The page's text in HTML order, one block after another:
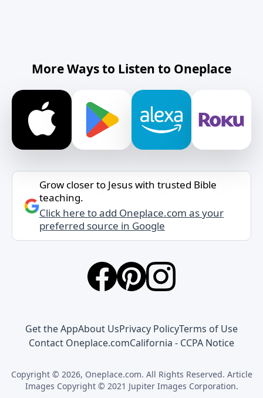
More Ways to Listen to Oneplace
Grow closer to Jesus with trusted Bible
teaching.
Click here to add Oneplace.com as your
preferred source in Google
Get the AppAbout UsPrivacy PolicyTerms of Use
Contact Oneplace.comCalifornia - CCPA Notice
Copyright © 2026, Oneplace.com. All Rights Reserved. Article
Images Copyright © 2021 Jupiter Images Corporation.